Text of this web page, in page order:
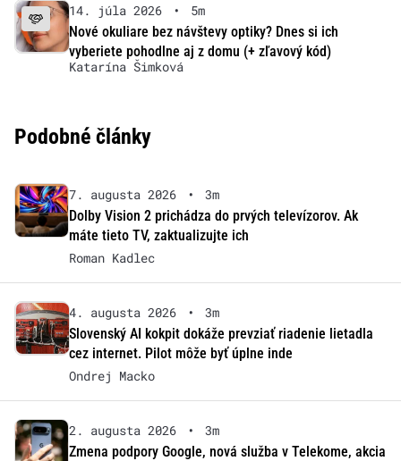
14. júla 2026 •
5m
Nové okuliare bez návštevy optiky? Dnes si ich
vyberiete pohodlne aj z domu (+ zľavový kód)
Katarína Šimková
Podobné články
7. augusta 2026 •
3m
Dolby Vision 2 prichádza do prvých televízorov. Ak
máte tieto TV, zaktualizujte ich
Roman Kadlec
4. augusta 2026 •
3m
Slovenský AI kokpit dokáže prevziať riadenie lietadla
cez internet. Pilot môže byť úplne inde
Ondrej Macko
2. augusta 2026 •
3m
Zmena podpory Google, nová služba v Telekome, akcia